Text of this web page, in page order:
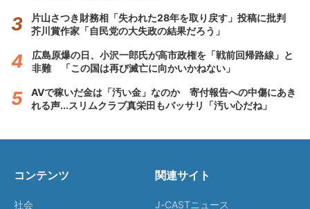
片山さつき財務相「失われた28年を取り戻す」投稿に批判
芥川賞作家「自民党の大失政の結果だろう」
広島原爆の日、小沢一郎氏が高市政権を「戦前回帰路線」と
非難 「この国は再び滅亡に向かいかねない」
AVで稼いだ金は「汚い金」なのか 寄付報告への中傷にあき
れる声...スリムクラブ真栄田もバッサリ「汚い心だね」
コンテンツ
社会
関連サイト
J-CASTニュース